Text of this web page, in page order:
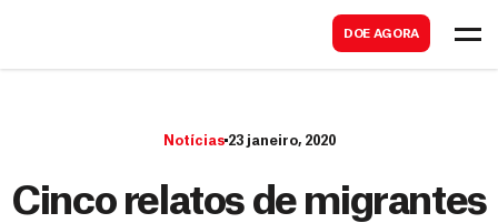
DOE AGORA
r
Notícias 23 janeiro, 2020
Cinco relatos de migrantes
a